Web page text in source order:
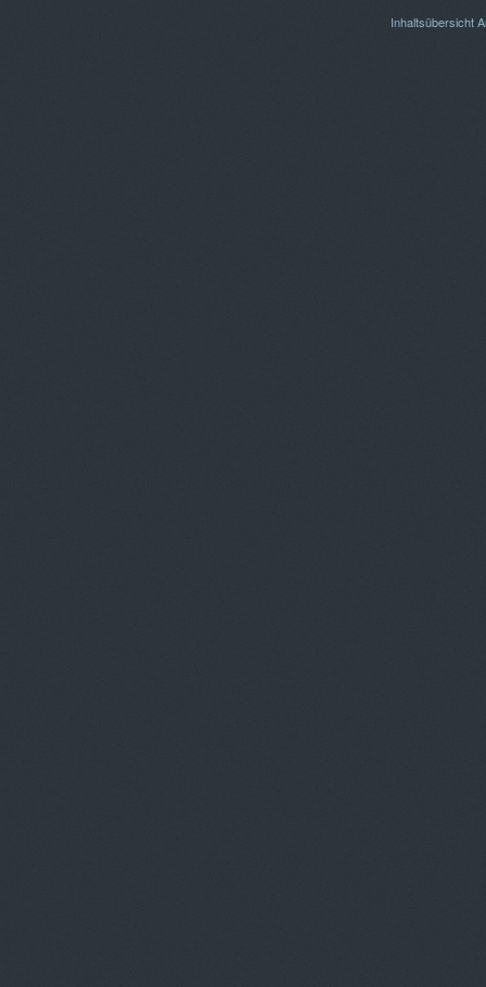
Inhaltsübersicht